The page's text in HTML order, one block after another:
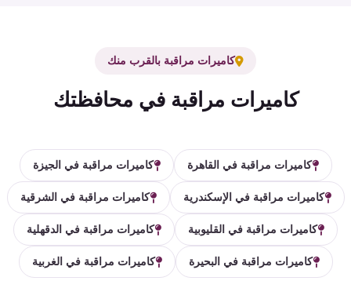
كاميرات مراقبة بالقرب منك
كاميرات مراقبة في محافظتك
كاميرات مراقبة في القاهرة كاميرات مراقبة في الجيزة
كاميرات مراقبة في الإسكندرية كاميرات مراقبة في الشرقية
كاميرات مراقبة في القليوبية كاميرات مراقبة في الدقهلية
كاميرات مراقبة في البحيرة كاميرات مراقبة في الغربية